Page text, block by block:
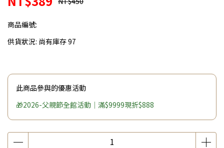
商品編號:
供貨狀況: 尚有庫存 97
此商品參與的優惠活動
🎁2026-父親節全館活動｜滿$9999現折$888